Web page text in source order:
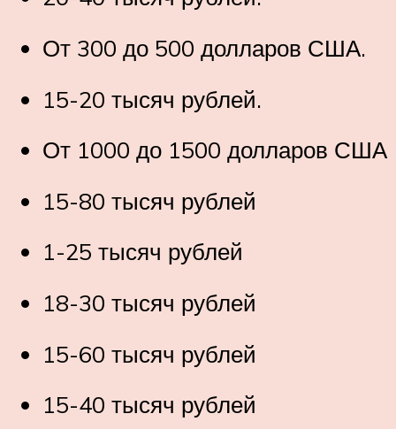
От 300 до 500 долларов США.
15-20 тысяч рублей.
От 1000 до 1500 долларов США
15-80 тысяч рублей
1-25 тысяч рублей
18-30 тысяч рублей
15-60 тысяч рублей
15-40 тысяч рублей